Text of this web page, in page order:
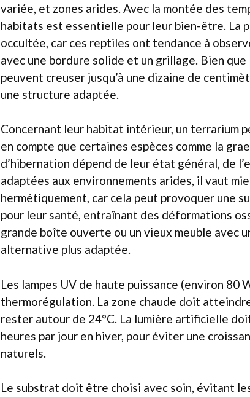
variée, et zones arides. Avec la montée des
habitats est essentielle pour leur bien-être. La
occultée, car ces reptiles ont tendance à
avec une bordure solide et un grillage. Bien
peuvent creuser jusqu’à une dizaine de
une structure adaptée.
Concernant leur habitat intérieur, un terrarium
en compte que certaines espèces comme la
d’hibernation dépend de leur état général, de
adaptées aux environnements arides, il vaut
hermétiquement, car cela peut provoquer une
pour leur santé, entraînant des déformations
grande boîte ouverte ou un vieux meuble avec
alternative plus adaptée.
Les lampes UV de haute puissance (environ 80
thermorégulation. La zone chaude doit
rester autour de 24°C. La lumière artificielle
heures par jour en hiver, pour éviter une
naturels.
Le substrat doit être choisi avec soin, évitant